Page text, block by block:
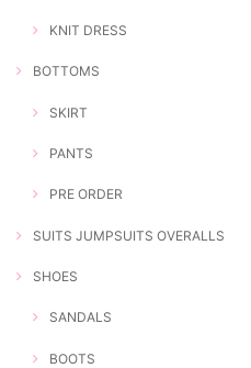
KNIT DRESS
BOTTOMS
SKIRT
PANTS
PRE ORDER
SUITS JUMPSUITS OVERALLS
SHOES
SANDALS
BOOTS